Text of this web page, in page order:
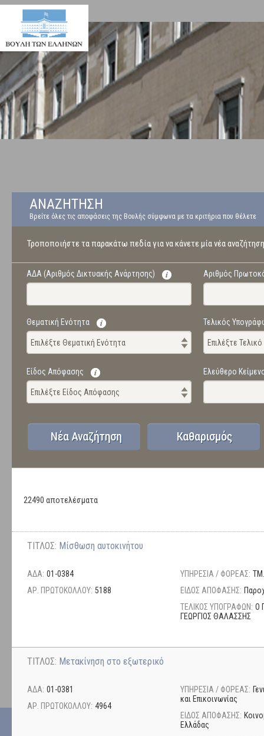
ΑΝΑΖΗΤΗΣΗ
Βρείτε όλες τις αποφάσεις της Βουλής σύμφωνα με τα κριτήρια που θέλετε
Τροποποιήστε τα παρακάτω πεδία για να κάνετε μία νέα αναζήτηση
ΑΔΑ (Αριθμός Δικτυακής Ανάρτησης) Αριθμός
Θεματική Ενότητα
Επιλέξτε Θεματική Ενότητα
Τελικός
Επιλέξτε
Είδος Απόφασης
Επιλέξτε Είδος Απόφασης
Ελεύθερο
22490 αποτελέσματα
ΤΙΤΛΟΣ: Μίσθωση αυτοκινήτου
ΑΔΑ: 01-0384
ΑΡ. ΠΡΩΤΟΚΟΛΛΟΥ: 5188
ΥΠΗΡΕΣΙΑ / ΦΟΡΕΑΣ:
ΕΙΔΟΣ ΑΠΟΦΑΣΗΣ:
ΤΕΛΙΚΟΣ ΥΠΟΓΡΑΦΩΝ: Ο
ΓΕΩΡΓΙΟΣ ΘΑΛΑΣΣΗΣ
ΤΙΤΛΟΣ: Μετακίνηση στο εξωτερικό
ΑΔΑ: 01-0381
ΑΡ. ΠΡΩΤΟΚΟΛΛΟΥ: 4964
ΥΠΗΡΕΣΙΑ / ΦΟΡΕΑΣ:
και Επικοινωνίας
ΕΙΔΟΣ ΑΠΟΦΑΣΗΣ:
Ελλάδας